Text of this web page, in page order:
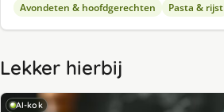
Avondeten & hoofdgerechten Pasta & rijst
Lekker hierbij
AI-kok